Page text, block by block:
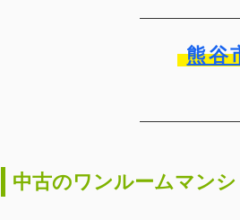
熊谷
中古のワンルームマン